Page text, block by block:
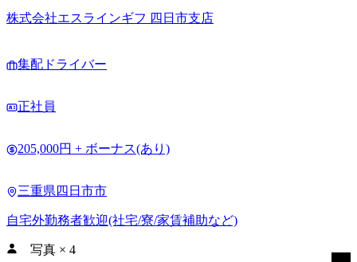
株式会社エスラインギフ 四日市支店
集配ドライバー
正社員
205,000円 + ボーナス(あり)
三重県四日市市
自宅外勤務者歓迎(社宅/寮/家賃補助など)
写真 × 4